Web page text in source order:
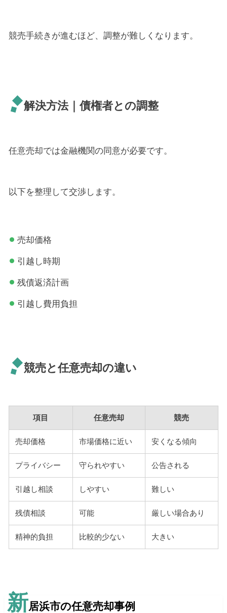
競売手続きが進むほど、調整が難しくなります。
解決方法｜債権者との調整
任意売却では金融機関の同意が必要です。
以下を整理して交渉します。
売却価格
引越し時期
残債返済計画
引越し費用負担
競売と任意売却の違い
項目 任意売却 競売
売却価格 市場価格に近い 安くなる傾向
プライバシー 守られやすい 公告される
引越し相談 しやすい 難しい
残債相談 可能 厳しい場合あり
精神的負担 比較的少ない 大きい
新居浜市の任意売却事例